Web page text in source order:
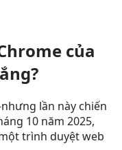
của
lần này chiến
10 năm 2025,
trình duyệt web